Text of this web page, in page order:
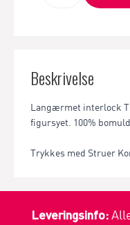
Beskrivelse
Langærmet interlock
figursyet. 100% bomuld
Trykkes med Struer
Leveringsinfo: